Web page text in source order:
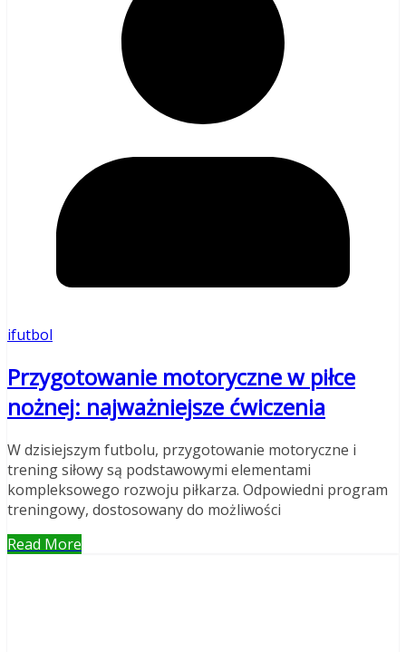
ifutbol
Przygotowanie motoryczne w piłce
nożnej: najważniejsze ćwiczenia
W dzisiejszym futbolu, przygotowanie motoryczne i
trening siłowy są podstawowymi elementami
kompleksowego rozwoju piłkarza. Odpowiedni program
treningowy, dostosowany do możliwości
Read More